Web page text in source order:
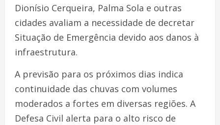
Dionísio Cerqueira, Palma Sola e outras
cidades avaliam a necessidade de decretar
Situação de Emergência devido aos danos à
infraestrutura.
A previsão para os próximos dias indica
continuidade das chuvas com volumes
moderados a fortes em diversas regiões. A
Defesa Civil alerta para o alto risco de